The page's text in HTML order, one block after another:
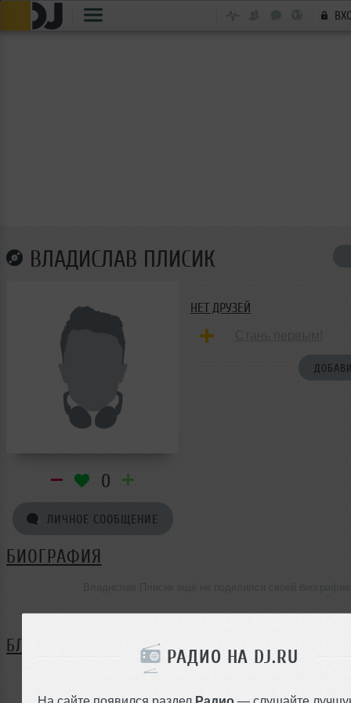
РАДИО НА DJ.RU
На сайте появился раздел Радио — слушайте
ВЛАДИСЛАВ ПЛИСИК
0
ЛИЧНОЕ СООБЩЕНИЕ
НЕТ ДРУЗЕЙ
БИОГРАФИЯ
БЛОГ